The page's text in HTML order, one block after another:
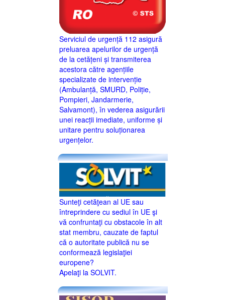
Serviciul de urgență 112 asigură
preluarea apelurilor de urgență
de la cetățeni și transmiterea
acestora către agențiile
specializate de intervenție
(Ambulanță, SMURD, Poliție,
Pompieri, Jandarmerie,
Salvamont), în vederea asigurării
unei reacții imediate, uniforme și
unitare pentru soluționarea
urgențelor.
Sunteţi cetăţean al UE sau
întreprindere cu sediul în UE şi
vă confruntaţi cu obstacole în alt
stat membru, cauzate de faptul
că o autoritate publică nu se
conformează legislaţiei
europene?
Apelaţi la SOLVIT.